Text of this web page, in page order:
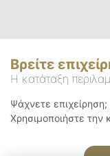
Βρείτε
Η κατάταξη
Ψάχνετε
Χρησιμοποιήστε την